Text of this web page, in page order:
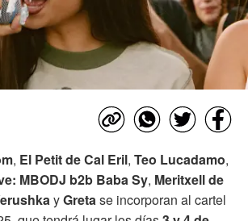
, El Petit de Cal Eril, Teo Lucadamo,
MBODJ b2b Baba Sy, Meritxell de
yGretase incorporan al cartel